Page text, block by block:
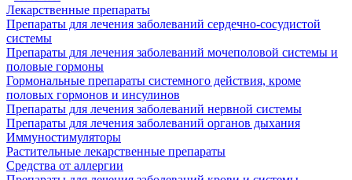
Лекарственные препараты
Препараты для лечения заболеваний сердечно-сосудистой
системы
Препараты для лечения заболеваний мочеполовой системы и
половые гормоны
Гормональные препараты системного действия, кроме
половых гормонов и инсулинов
Препараты для лечения заболеваний нервной системы
Препараты для лечения заболеваний органов дыхания
Иммуностимуляторы
Растительные лекарственные препараты
Средства от аллергии